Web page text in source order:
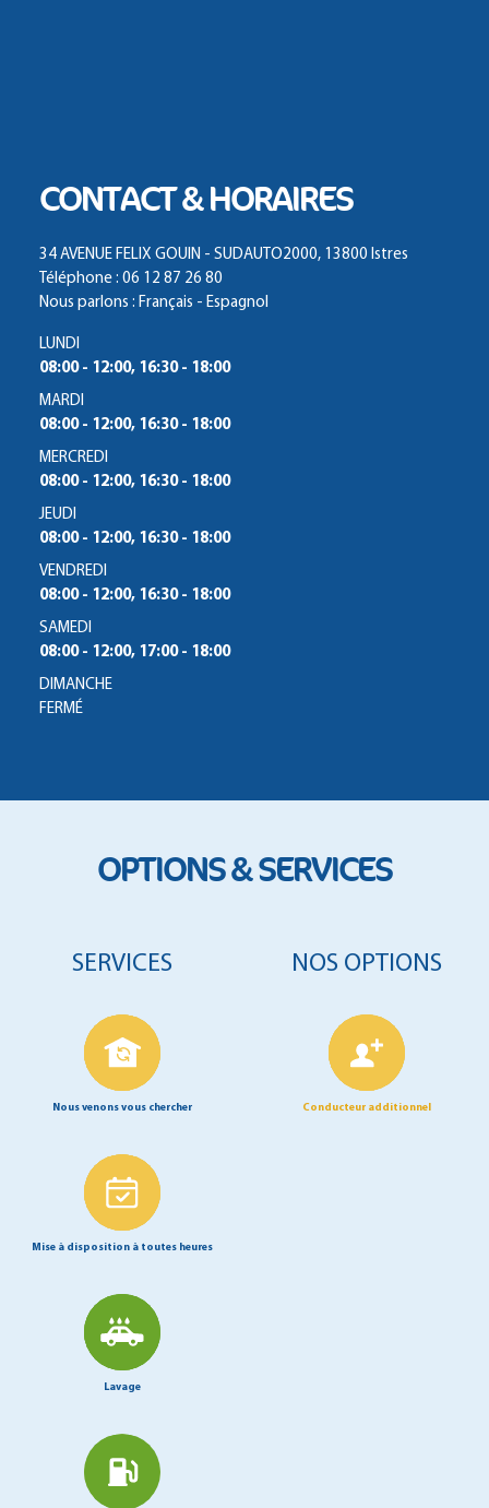
CONTACT & HORAIRES
34 AVENUE FELIX GOUIN - SUDAUTO2000, 13800 Istres
Téléphone : 06 12 87 26 80
Nous parlons : Français - Espagnol
LUNDI
08:00 - 12:00, 16:30 - 18:00
MARDI
08:00 - 12:00, 16:30 - 18:00
MERCREDI
08:00 - 12:00, 16:30 - 18:00
JEUDI
08:00 - 12:00, 16:30 - 18:00
VENDREDI
08:00 - 12:00, 16:30 - 18:00
SAMEDI
08:00 - 12:00, 17:00 - 18:00
DIMANCHE
FERMÉ
OPTIONS & SERVICES
SERVICES
Nous venons vous chercher
Mise à disposition à toutes heures
Lavage
NOS OPTIONS
Conducteur additionnel